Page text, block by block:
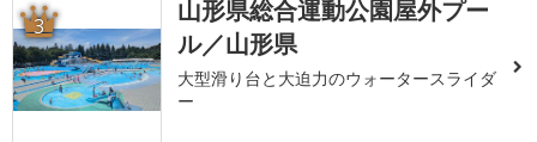
3
山形県総合運動公園屋外プー
ル／山形県
大型滑り台と大迫力のウォータースライダ
ー